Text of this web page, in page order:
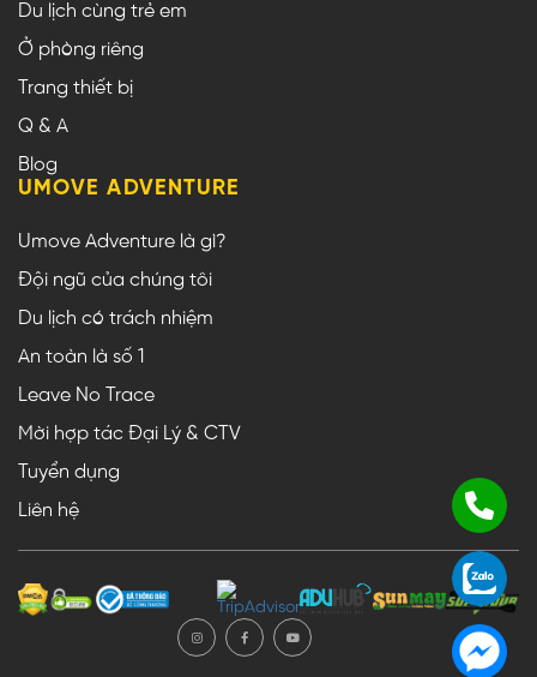
Du lịch cùng trẻ em
Ở phòng riêng
Trang thiết bị
Q & A
Blog
UMOVE ADVENTURE
Umove Adventure là gì?
Đội ngũ của chúng tôi
Du lịch có trách nhiệm
An toàn là số 1
Leave No Trace
Mời hợp tác Đại Lý & CTV
Tuyển dụng
Liên hệ